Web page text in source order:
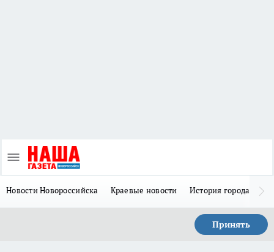
Новости Новороссийска Краевые новости История города Н
Принять